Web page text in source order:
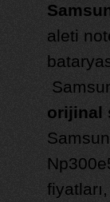
aleti
orijinal